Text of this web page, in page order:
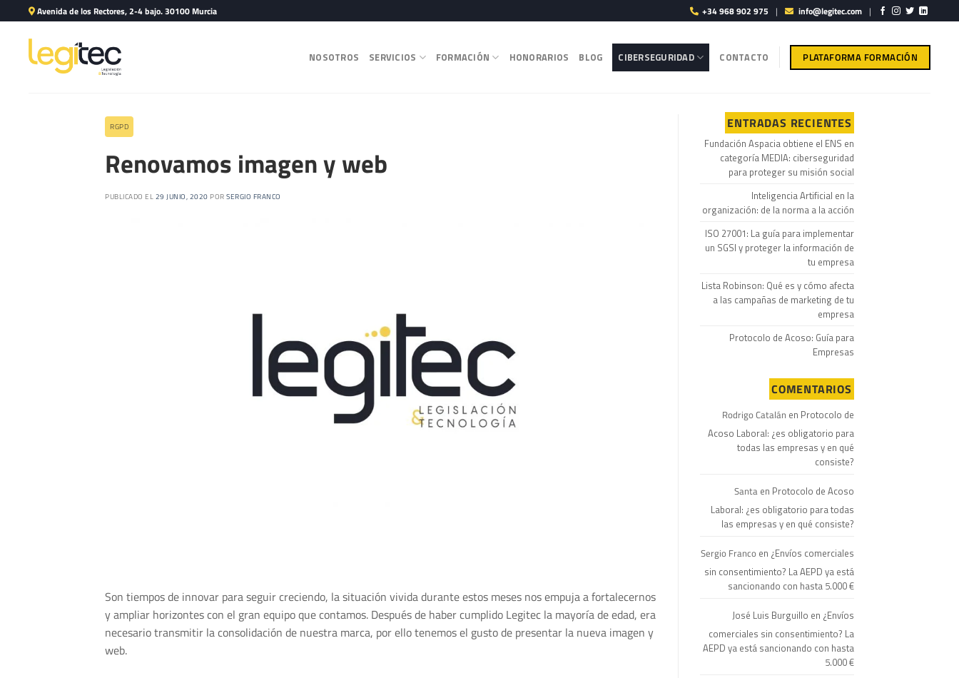
Avenida de los Rectores, 2-4 bajo. 30100 Murcia +34 968 902 975 | info@legitec.com |
NOSOTROS SERVICIOS FORMACIÓN HONORARIOS BLOG CIBERSEGURIDAD CONTACTO PLATAFORMA FORMACIÓN
RGPD
Renovamos imagen y web
PUBLICADO EL 29 JUNIO, 2020 POR SERGIO FRANCO
Son tiempos de innovar para seguir creciendo, la situación vivida durante estos meses nos empuja a fortalecernos
y ampliar horizontes con el gran equipo que contamos. Después de haber cumplido Legitec la mayoría de edad, era
necesario transmitir la consolidación de nuestra marca, por ello tenemos el gusto de presentar la nueva imagen y
web.
ENTRADAS RECIENTES
Fundación Aspacia obtiene el ENS en
categoría MEDIA: ciberseguridad
para proteger su misión social
Inteligencia Artificial en la
organización: de la norma a la acción
ISO 27001: La guía para implementar
un SGSI y proteger la información de
tu empresa
Lista Robinson: Qué es y cómo afecta
a las campañas de marketing de tu
empresa
Protocolo de Acoso: Guía para
Empresas
COMENTARIOS
Rodrigo Catalán en Protocolo de
Acoso Laboral: ¿es obligatorio para
todas las empresas y en qué
consiste?
Santa en Protocolo de Acoso
Laboral: ¿es obligatorio para todas
las empresas y en qué consiste?
Sergio Franco en ¿Envíos comerciales
sin consentimiento? La AEPD ya está
sancionando con hasta 5.000 €
José Luis Burguillo en ¿Envíos
comerciales sin consentimiento? La
AEPD ya está sancionando con hasta
5.000 €